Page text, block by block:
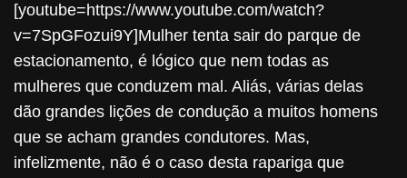
[youtube=https://www.youtube.com/watch?
v=7SpGFozui9Y]Mulher tenta sair do parque de
estacionamento, é lógico que nem todas as
mulheres que conduzem mal. Aliás, várias delas
dão grandes lições de condução a muitos homens
que se acham grandes condutores. Mas,
infelizmente, não é o caso desta rapariga que